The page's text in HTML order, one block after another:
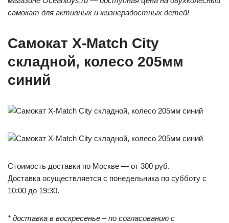
самокат для активных и жизнерадостных детей!
Самокат X-Match City
складной, колесо 205мм
синий
Стоимость доставки по Москве — от 300 руб.
Доставка осуществляется с понедельника по субботу с
10:00 до 19:30.
* доставка в воскресенье – по согласованию с